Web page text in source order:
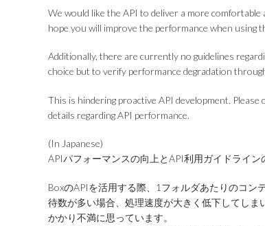
We would like the API to deliver a more comfortable
hope you will improve the performance when using
Additionally, there are currently no guidelines
choice but to verify performance degradation
This is hindering proactive API development. Please
details regarding API performance.
(In Japanese)
APIパフォーマンスの向上とAPI利用ガイドライン
BoxのAPIを活用する際、1フォルダあたりのコン
待数が多い場合、処理速度が大きく低下してし
かかり不満に思っています。